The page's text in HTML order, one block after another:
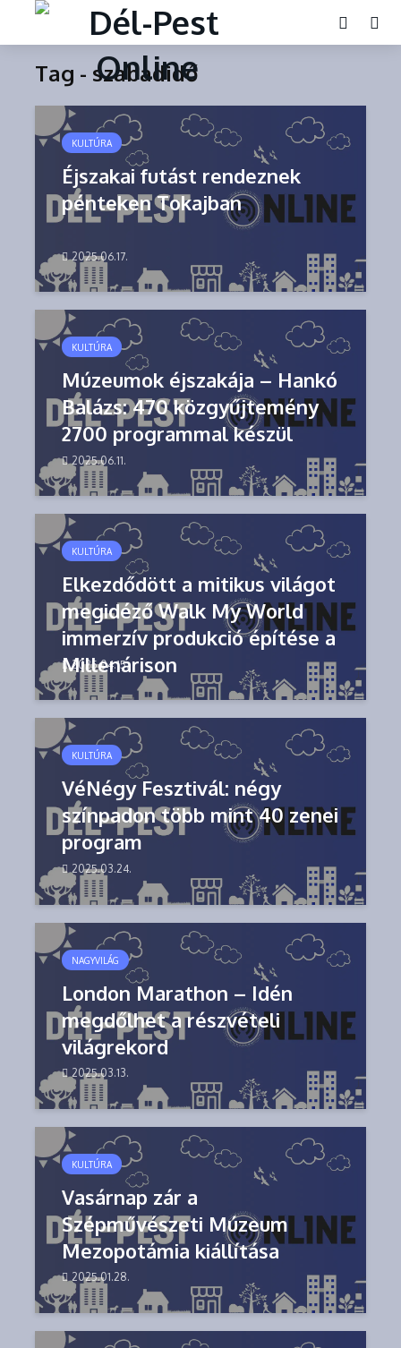
Tag - szabadidő
KULTÚRA
Éjszakai futást rendeznek
pénteken Tokajban
2025.06.17.
KULTÚRA
Múzeumok éjszakája – Hankó
Balázs: 470 közgyűjtemény
2700 programmal készül
2025.06.11.
KULTÚRA
Elkezdődött a mitikus világot
megidéző Walk My World
immerzív produkció építése a
Millenárison
2025.04.15.
KULTÚRA
VéNégy Fesztivál: négy
színpadon több mint 40 zenei
program
2025.03.24.
NAGYVILÁG
London Marathon – Idén
megdőlhet a részvételi
világrekord
2025.03.13.
KULTÚRA
Vasárnap zár a
Szépművészeti Múzeum
Mezopotámia kiállítása
2025.01.28.